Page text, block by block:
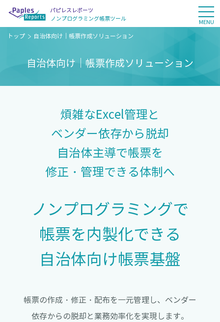
パピレスレポーツ
ノンプログラミング帳票ツール MENU
トップ 自治体向け｜帳票作成ソリューション
自治体向け｜帳票作成ソリューション
煩雑なExcel管理と
ベンダー依存から脱却
自治体主導で帳票を
修正・管理できる体制へ
ノンプログラミングで
帳票を内製化できる
自治体向け帳票基盤
帳票の作成・修正・配布を一元管理し、ベンダー
依存からの脱却と業務効率化を実現します。